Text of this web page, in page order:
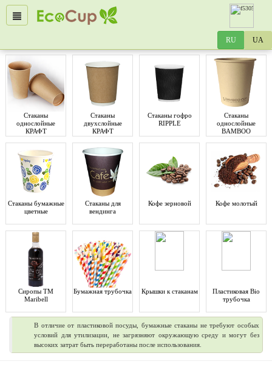
Стаканы
однослойные
КРАФТ
Стаканы
двухслойные
КРАФТ
Стаканы гофро
RIPPLE
Стаканы
однослойные
BAMBOO
Стаканы бумажные
цветные
Стаканы для
вендинга
Кофе зерновой Кофе молотый
Сиропы ТМ
Maribell
Бумажная трубочка Крышки к стаканам
Пластиковая Bio
трубочка
В отличие от пластиковой посуды, бумажные стаканы не требуют особых
условий для утилизации, не загрязняют окружающую среду и могут без
высоких затрат быть переработаны после использования.